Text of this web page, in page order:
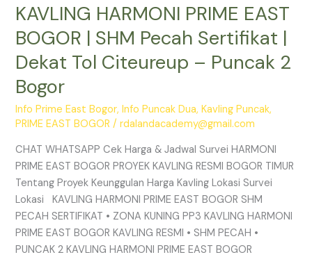
KAVLING HARMONI PRIME EAST
BOGOR | SHM Pecah Sertifikat |
Dekat Tol Citeureup – Puncak 2
Bogor
Info Prime East Bogor,Info Puncak Dua,Kavling Puncak,
PRIME EAST BOGOR /rdalandacademy@gmail.com
CHAT WHATSAPP Cek Harga & Jadwal Survei HARMONI
PRIME EAST BOGOR PROYEK KAVLING RESMI BOGOR TIMUR
Tentang Proyek Keunggulan Harga Kavling Lokasi Survei
Lokasi KAVLING HARMONI PRIME EAST BOGOR SHM
PECAH SERTIFIKAT • ZONA KUNING PP3 KAVLING HARMONI
PRIME EAST BOGOR KAVLING RESMI • SHM PECAH •
PUNCAK 2 KAVLING HARMONI PRIME EAST BOGOR